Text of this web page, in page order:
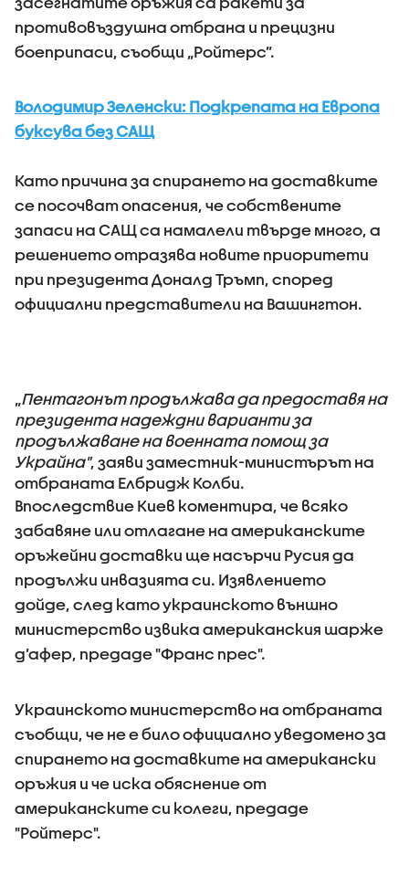
противовъздушна отбрана и прецизни
боеприпаси, съобщи „Ройтерс”.
Володимир Зеленски: Подкрепата на Европа
буксува без САЩ
Като причина за спирането на доставките
се посочват опасения, че собствените
запаси на САЩ са намалели твърде много, а
решението отразява новите приоритети
при президента Доналд Тръмп, според
официални представители на Вашингтон.
„Пентагонът продължава да предоставя на
президента надеждни варианти за
продължаване на военната помощ за
Украйна", заяви заместник-министърът на
отбраната Елбридж Колби.
Впоследствие Киев коментира, че всяко
забавяне или отлагане на американските
оръжейни доставки ще насърчи Русия да
продължи инвазията си. Изявлението
дойде, след като украинското външно
министерство извика американския шарже
д’афер, предаде "Франс прес".
Украинското министерство на отбраната
съобщи, че не е било официално уведомено за
спирането на доставките на американски
оръжия и че иска обяснение от
американските си колеги, предаде
"Ройтерс".